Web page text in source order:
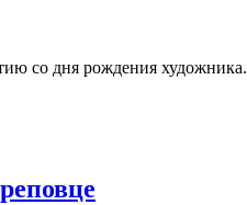
со дня рождения художника.